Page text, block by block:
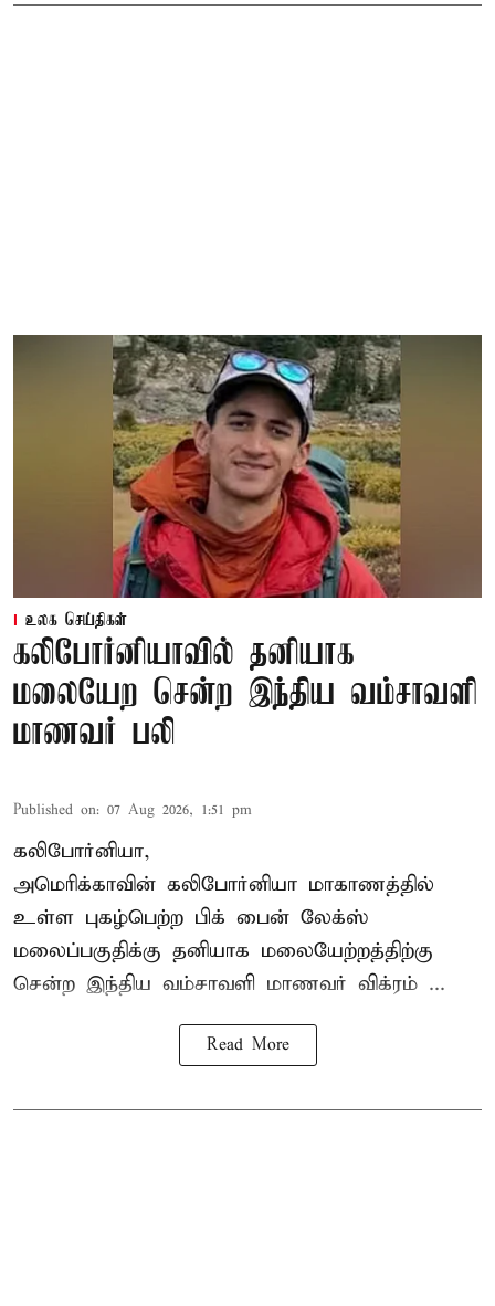
உலக செய்திகள்
கலிபோர்னியாவில் தனியாக
மலையேற சென்ற இந்திய வம்சாவளி
மாணவர் பலி
Published on: 07 Aug 2026, 1:51 pm
கலிபோர்னியா,
அமெரிக்காவின் கலிபோர்னியா மாகாணத்தில்
உள்ள புகழ்பெற்ற பிக் பைன் லேக்ஸ்
மலைப்பகுதிக்கு தனியாக மலையேற்றத்திற்கு
சென்ற இந்திய வம்சாவளி மாணவர் விக்ரம் ...
Read More